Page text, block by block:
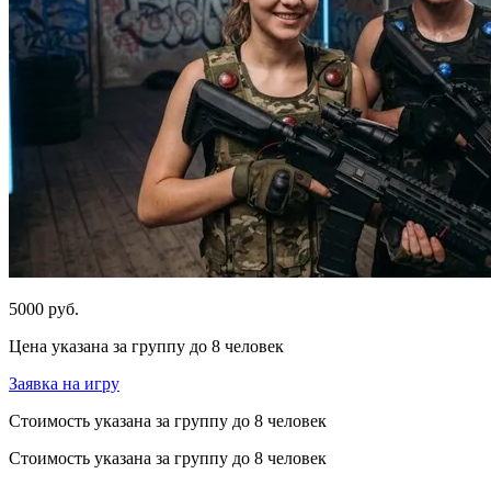
5000 руб.
Цена указана за группу до 8 человек
Заявка на игру
Стоимость указана за группу до 8 человек
Стоимость указана за группу до 8 человек